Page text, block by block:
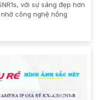
với sự sáng đẹp hơn
công nghệ hồng